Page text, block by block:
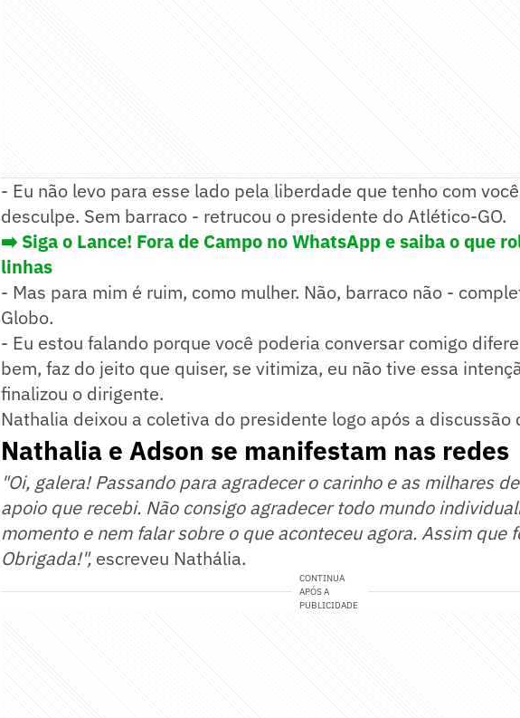
- Eu não levo para esse lado pela liberdade que tenho com
desculpe. Sem barraco - retrucou o presidente do Atlético-GO.
➡️ Siga o Lance! Fora de Campo no WhatsApp e saiba o que
linhas
- Mas para mim é ruim, como mulher. Não, barraco não -
Globo.
- Eu estou falando porque você poderia conversar comigo
bem, faz do jeito que quiser, se vitimiza, eu não tive essa
finalizou o dirigente.
Nathalia deixou a coletiva do presidente logo após a discussão
Nathalia e Adson se manifestam nas redes
"Oi, galera! Passando para agradecer o carinho e as milhares
apoio que recebi. Não consigo agradecer todo mundo
momento e nem falar sobre o que aconteceu agora. Assim que
Obrigada!", escreveu Nathália.
CONTINUA
APÓS A
PUBLICIDADE